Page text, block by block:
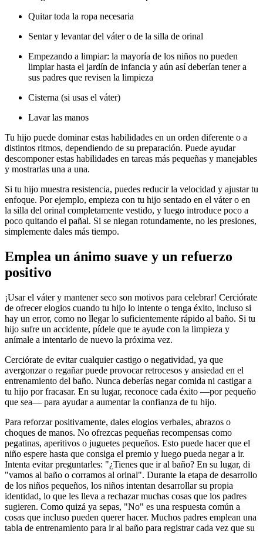
Quitar toda la ropa necesaria
Sentar y levantar del váter o de la silla de orinal
Empezando a limpiar: la mayoría de los niños no pueden
limpiar hasta el jardín de infancia y aún así deberían tener a
sus padres que revisen la limpieza
Cisterna (si usas el váter)
Lavar las manos
Tu hijo puede dominar estas habilidades en un orden diferente o a
distintos ritmos, dependiendo de su preparación. Puede ayudar
descomponer estas habilidades en tareas más pequeñas y manejables
y mostrarlas una a una.
Si tu hijo muestra resistencia, puedes reducir la velocidad y ajustar tu
enfoque. Por ejemplo, empieza con tu hijo sentado en el váter o en
la silla del orinal completamente vestido, y luego introduce poco a
poco quitando el pañal. Si se niegan rotundamente, no les presiones,
simplemente dales más tiempo.
Emplea un ánimo suave y un refuerzo
positivo
¡Usar el váter y mantener seco son motivos para celebrar! Cerciórate
de ofrecer elogios cuando tu hijo lo intente o tenga éxito, incluso si
hay un error, como no llegar lo suficientemente rápido al baño. Si tu
hijo sufre un accidente, pídele que te ayude con la limpieza y
anímale a intentarlo de nuevo la próxima vez.
Cerciórate de evitar cualquier castigo o negatividad, ya que
avergonzar o regañar puede provocar retrocesos y ansiedad en el
entrenamiento del baño. Nunca deberías negar comida ni castigar a
tu hijo por fracasar. En su lugar, reconoce cada éxito —por pequeño
que sea— para ayudar a aumentar la confianza de tu hijo.
Para reforzar positivamente, dales elogios verbales, abrazos o
choques de manos. No ofrezcas pequeñas recompensas como
pegatinas, aperitivos o juguetes pequeños. Esto puede hacer que el
niño espere hasta que consiga el premio y luego pueda negar a ir.
Intenta evitar preguntarles: "¿Tienes que ir al baño? En su lugar, di
"vamos al baño o corramos al orinal". Durante la etapa de desarrollo
de los niños pequeños, los niños intentan desarrollar su propia
identidad, lo que les lleva a rechazar muchas cosas que los padres
sugieren. Como quizá ya sepas, "No" es una respuesta común a
cosas que incluso pueden querer hacer. Muchos padres emplean una
tabla de entrenamiento para ir al baño para registrar cada vez que su